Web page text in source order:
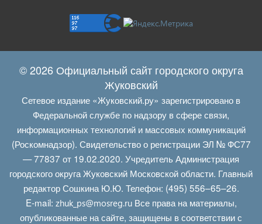
© 2026 Официальный сайт городского округа
Жуковский
Сетевое издание «Жуковский.ру» зарегистрировано в
Федеральной службе по надзору в сфере связи,
информационных технологий и массовых коммуникаций
(Роскомнадзор). Свидетельство о регистрации ЭЛ № ФС77
— 77837 от 19.02.2020. Учредитель Администрация
городского округа Жуковский Московской области. Главный
редактор Сошкина Ю.Ю. Телефон: (495) 556–65–26.
E‑mail: zhuk_ps@mosreg.ruВсе права на материалы,
опубликованные на сайте, защищены в соответствии с